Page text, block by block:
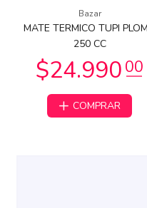
Bazar
MATE TERMICO TUPI
250 CC
COMPRAR